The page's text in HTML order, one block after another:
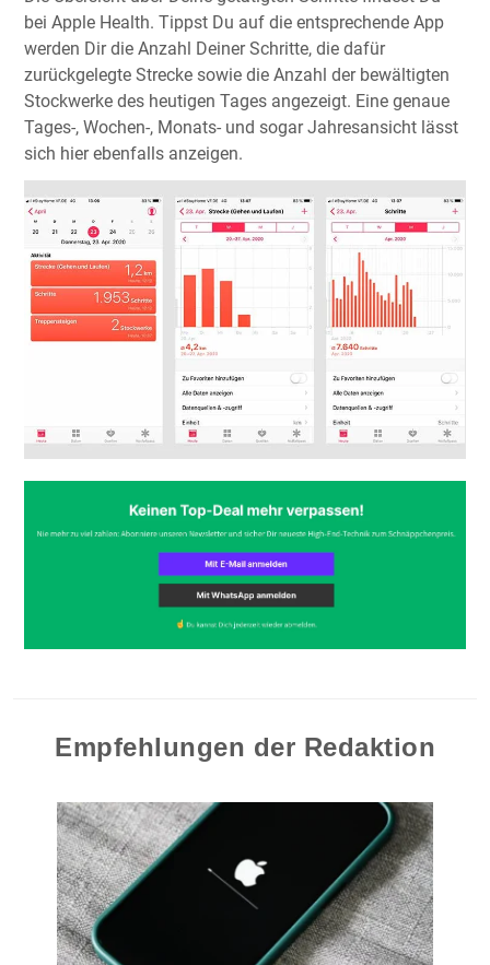
bei Apple Health. Tippst Du auf die entsprechende App
werden Dir die Anzahl Deiner Schritte, die dafür
zurückgelegte Strecke sowie die Anzahl der bewältigten
Stockwerke des heutigen Tages angezeigt. Eine genaue
Tages-, Wochen-, Monats- und sogar Jahresansicht lässt
sich hier ebenfalls anzeigen.
Empfehlungen der Redaktion